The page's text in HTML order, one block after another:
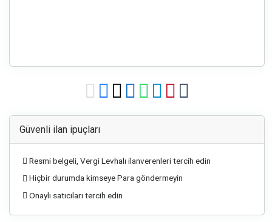
Güvenli ilan ipuçları
Resmi belgeli, Vergi Levhalı ilanverenleri tercih edin
Hiçbir durumda kimseye Para göndermeyin
Onaylı satıcıları tercih edin